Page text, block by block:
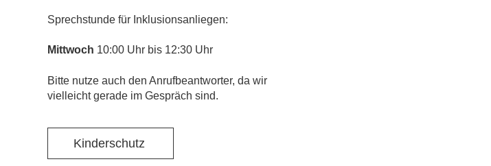
Sprechstunde für Inklusionsanliegen:
Mittwoch 10:00 Uhr bis 12:30 Uhr
​Bitte nutze auch den Anrufbeantworter, da wir
vielleicht gerade im Gespräch sind.
Kinderschutz